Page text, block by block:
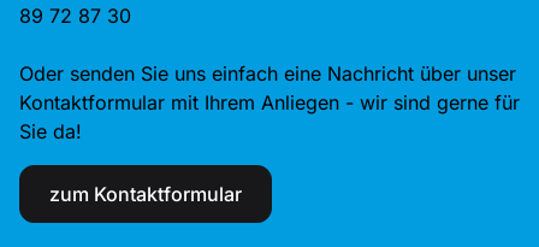
89 72 87 30
Oder senden Sie uns einfach eine Nachricht über unser
Kontaktformular mit Ihrem Anliegen - wir sind gerne für
Sie da!
zum Kontaktformular